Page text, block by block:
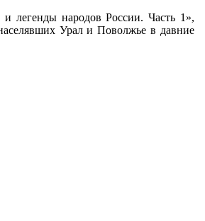
легенды народов России. Часть 1»,
Урал и Поволжье в давние